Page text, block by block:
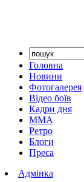
Головна
Новини
Фотогалерея
Відео боїв
Кадри дня
ММА
Ретро
Блоги
Преса
Адмінка